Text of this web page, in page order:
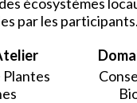
par les participants.
Plantes